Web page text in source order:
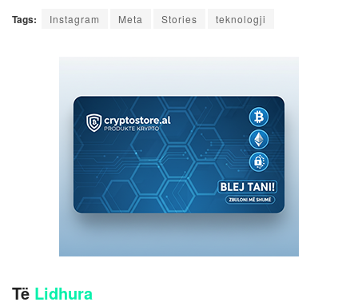
Tags: Instagram Meta Stories teknologji
Të Lidhura